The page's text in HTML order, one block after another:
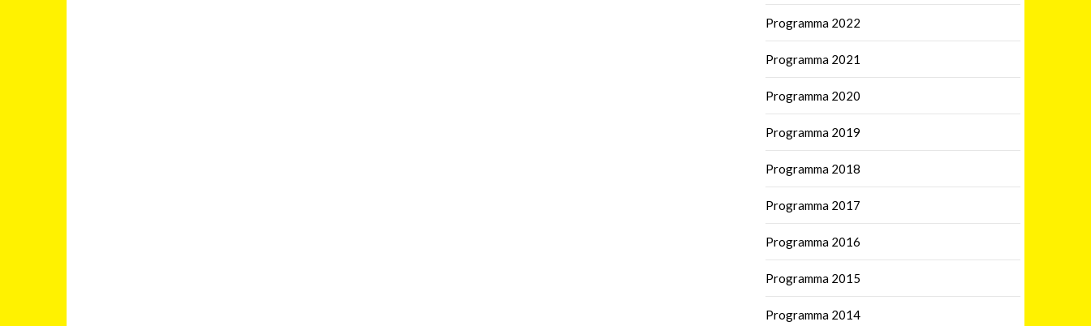
Programma 2022
Programma 2021
Programma 2020
Programma 2019
Programma 2018
Programma 2017
Programma 2016
Programma 2015
Programma 2014